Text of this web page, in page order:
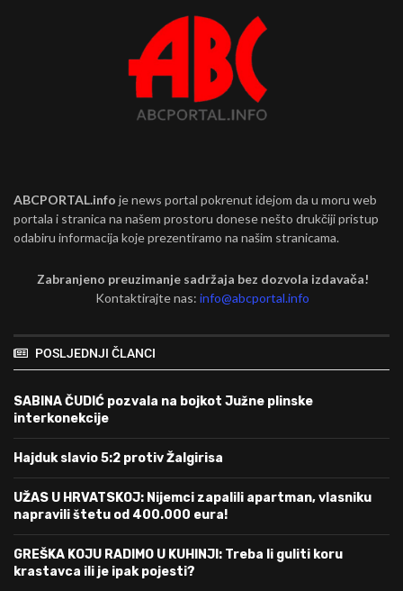
ABCPORTAL.info je news portal pokrenut idejom da u moru web
portala i stranica na našem prostoru donese nešto drukčiji pristup
odabiru informacija koje prezentiramo na našim stranicama.
Zabranjeno preuzimanje sadržaja bez dozvola izdavača!
Kontaktirajte nas:info@abcportal.info
POSLJEDNJI ČLANCI
SABINA ČUDIĆ pozvala na bojkot Južne plinske
interkonekcije
Hajduk slavio 5:2 protiv Žalgirisa
UŽAS U HRVATSKOJ: Nijemci zapalili apartman, vlasniku
napravili štetu od 400.000 eura!
GREŠKA KOJU RADIMO U KUHINJI: Treba li guliti koru
krastavca ili je ipak pojesti?